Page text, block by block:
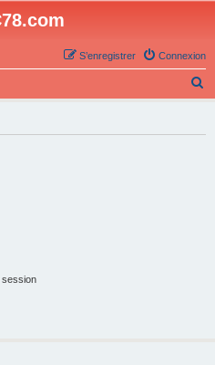
Connexion
S’enregistrer
session